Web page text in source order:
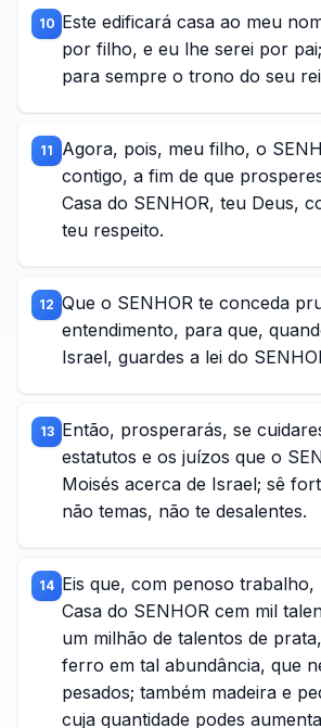
10 Este edificará casa ao meu
por filho, e eu lhe serei por
para sempre o trono do seu
11
Agora, pois, meu filho, o
contigo, a fim de que
Casa do SENHOR, teu Deus,
teu respeito.
12 Que o SENHOR te conceda
entendimento, para que,
Israel, guardes a lei do
13 Então, prosperarás, se
estatutos e os juízos que o
Moisés acerca de Israel; sê
não temas, não te desalentes.
14 Eis que, com penoso
Casa do SENHOR cem mil
um milhão de talentos de
ferro em tal abundância, que
pesados; também madeira e
cuja quantidade podes